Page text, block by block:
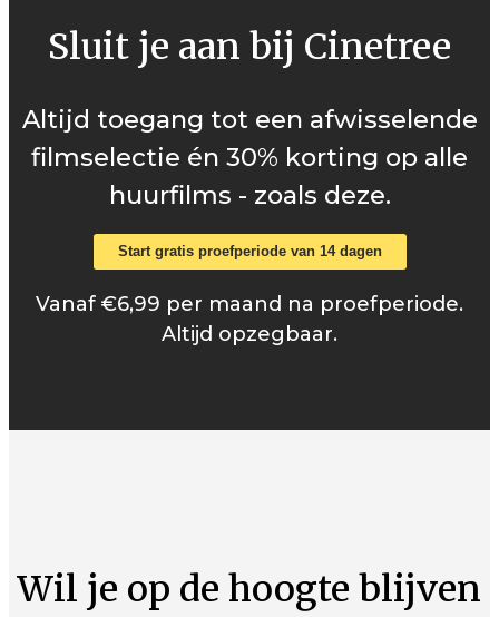
Sluit je aan bij Cinetree
Altijd toegang tot een afwisselende
filmselectie én 30% korting op alle
huurfilms - zoals deze.
Start gratis proefperiode van 14 dagen
Vanaf €6,99 per maand na proefperiode.
Altijd opzegbaar.
Wil je op de hoogte blijven